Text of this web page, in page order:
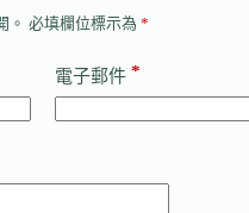
。 必填欄位標示為 *
電子郵件 *